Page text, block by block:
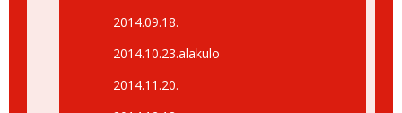
2014.09.18.
2014.10.23.alakulo
2014.11.20.